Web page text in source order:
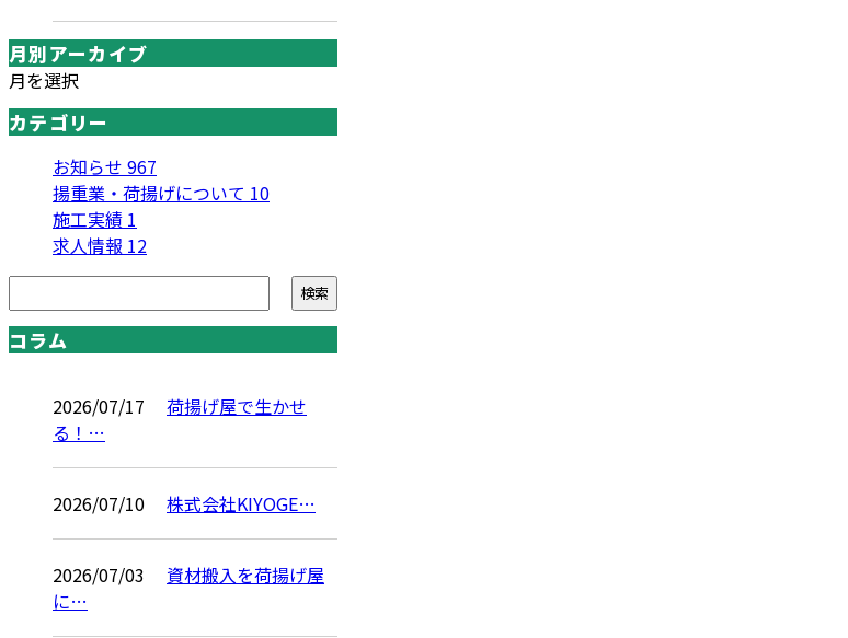
月別アーカイブ
月を選択
カテゴリー
お知らせ 967
揚重業・荷揚げについて 10
施工実績 1
求人情報 12
コラム
2026/07/17
荷揚げ屋で生かせ
る！…
2026/07/10 株式会社KIYOGE…
2026/07/03
資材搬入を荷揚げ屋
に…